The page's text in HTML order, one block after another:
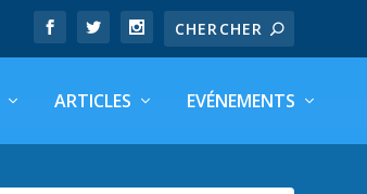
ARTICLES EVÉNEMENTS